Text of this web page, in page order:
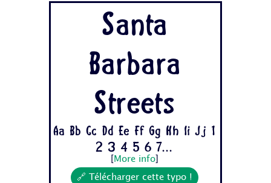
Santa
Barbara
Streets
Aa Bb Cc Dd Ee Ff Gg Hh Ii Jj 1
2 3 4 5 6 7...
More info]
🔗 Télécharger cette typo !